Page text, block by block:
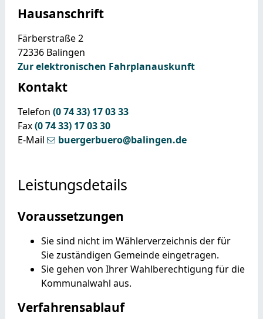
Hausanschrift
Färberstraße 2
72336 Balingen
Zur elektronischen Fahrplanauskunft
Kontakt
Telefon (07433) 170333
Fax(07433) 170330
E-Mail
buergerbuero@balingen.de
Leistungsdetails
Voraussetzungen
Sie sind nicht im Wählerverzeichnis der für
Sie zuständigen Gemeinde eingetragen.
Sie gehen von Ihrer Wahlberechtigung für die
Kommunalwahl aus.
Verfahrensablauf